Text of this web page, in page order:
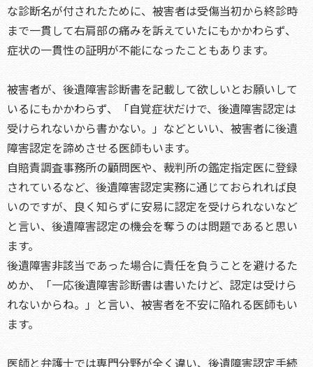
な診断名が付されたために、被害者は受傷当初から終診時
まで一貫して右肩部の痛みを訴えていたにもかかわらず、
症状の一貫性の証明が不能になったこともあります。
被害者が、後遺障害診断書を記載して欲しいとお願いして
いるにもかかわらず、「自覚症状だけで、後遺障害認定は
受けられないから書かない。」などといい、被害者に後遺
障害認定を諦めさせる医師もいます。
自賠責調査事務所の顧問医や、裁判所の鑑定指定医に登録
されているなど、後遺障害認定実務に通じておられれば良
いのですが、良く知らずに安易に認定を受けられないなど
と言い、後遺障害認定の機会を奪うのは問題であると思い
ます。
後遺障害非該当であった場合に責任を負うことを避けるた
めか、「一応後遺障害診断書は書いたけど、認定は受けら
れないからね。」と言い、被害者を不安に陥れる医師もい
ます。
医師と弁護士では専門分野が全く違い、後遺障害認定手続